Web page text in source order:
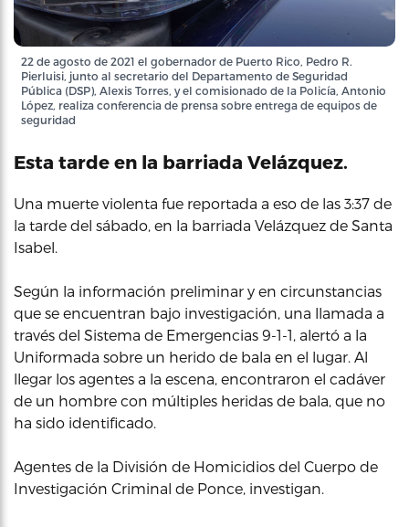
22 de agosto de 2021 el gobernador de Puerto Rico, Pedro R.
Pierluisi, junto al secretario del Departamento de Seguridad
Pública (DSP), Alexis Torres, y el comisionado de la Policía, Antonio
López, realiza conferencia de prensa sobre entrega de equipos de
seguridad
Esta tarde en la barriada Velázquez.
Una muerte violenta fue reportada a eso de las 3:37 de
la tarde del sábado, en la barriada Velázquez de Santa
Isabel.
Según la información preliminar y en circunstancias
que se encuentran bajo investigación, una llamada a
través del Sistema de Emergencias 9-1-1, alertó a la
Uniformada sobre un herido de bala en el lugar. Al
llegar los agentes a la escena, encontraron el cadáver
de un hombre con múltiples heridas de bala, que no
ha sido identificado.
Agentes de la División de Homicidios del Cuerpo de
Investigación Criminal de Ponce, investigan.